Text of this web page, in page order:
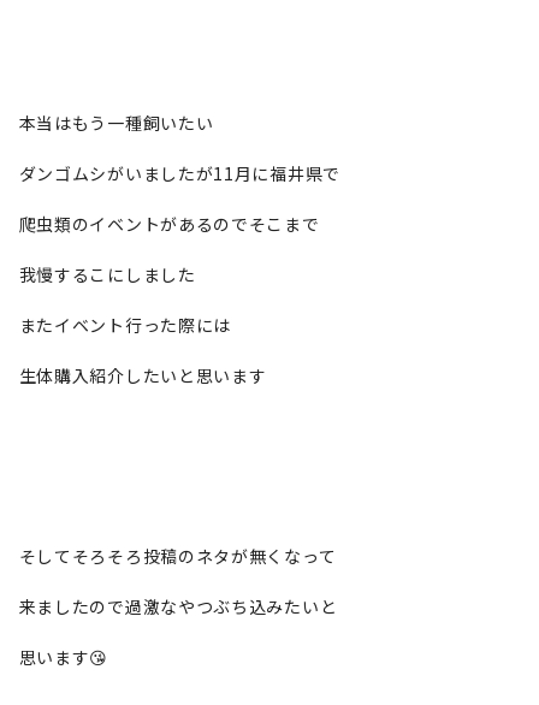
本当はもう一種飼いたい
ダンゴムシがいましたが11月に福井県で
爬虫類のイベントがあるのでそこまで
我慢するこにしました
またイベント行った際には
生体購入紹介したいと思います
そしてそろそろ投稿のネタが無くなって
来ましたので過激なやつぶち込みたいと
思います😘